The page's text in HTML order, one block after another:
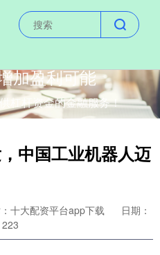
加盈利可能
杠杆资金的金融服务！
中国工业机器人迈
十大配资平台app下载
日期：